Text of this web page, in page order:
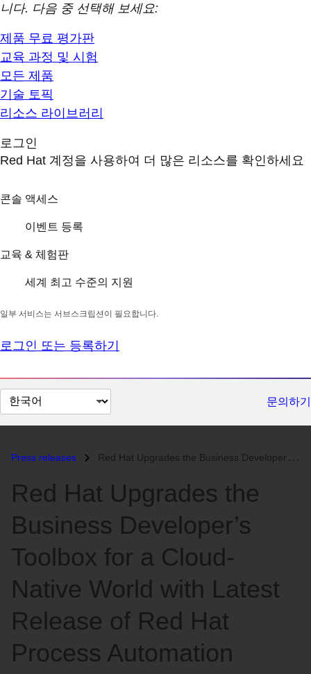
니다. 다음 중 선택해 보세요:
제품 무료 평가판
교육 과정 및 시험
모든 제품
기술 토픽
리소스 라이브러리
로그인
Red Hat 계정을 사용하여 더 많은 리소스를 확인하세요
콘솔 액세스
이벤트 등록
교육 & 체험판
세계 최고 수준의 지원
일부 서비스는 서브스크립션이 필요합니다.
로그인 또는 등록하기
페
이
언
문의하기
Press releases Red Hat Upgrades the Business Developer’s Toolbox for a Cloud-Native W...
Red Hat Upgrades the
Business Developer’s
Toolbox for a Cloud-
Native World with Latest
Release of Red Hat
Process Automation